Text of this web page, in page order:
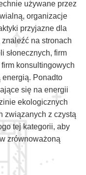
używane przez
organizacje
przyjazne dla
na stronach
słonecznych, firm
konsultingowych
Ponadto
się na energii
ekologicznych
związanych z czystą
tej kategorii, aby
zrównoważoną